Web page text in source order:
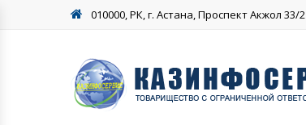
010000, РК, г. Астана, Проспект Акжол 33/2